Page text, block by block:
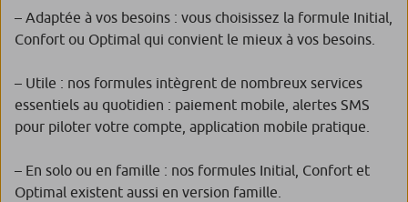
– Adaptée à vos besoins : vous choisissez la formule Initial,
Confort ou Optimal qui convient le mieux à vos besoins.
– Utile : nos formules intègrent de nombreux services
essentiels au quotidien : paiement mobile, alertes SMS
pour piloter votre compte, application mobile pratique.
– En solo ou en famille : nos formules Initial, Confort et
Optimal existent aussi en version famille.